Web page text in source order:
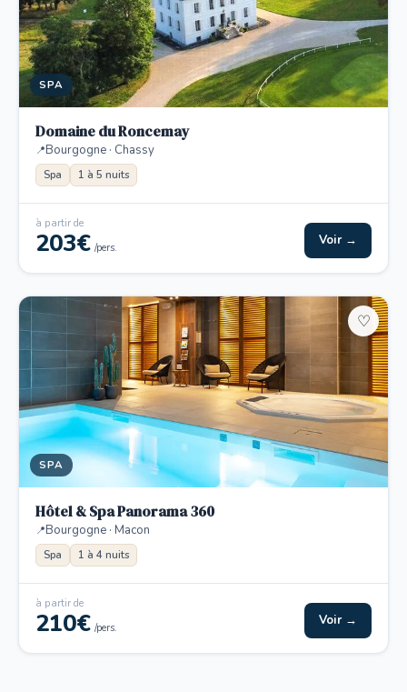
SPA
Domaine du Roncemay
Bourgogne · Chassy
Spa 1 à 5 nuits
à partir de
203€ /pers. Voir →
SPA
♡
Hôtel & Spa Panorama 360
Bourgogne · Macon
Spa 1 à 4 nuits
à partir de
210€ /pers. Voir →